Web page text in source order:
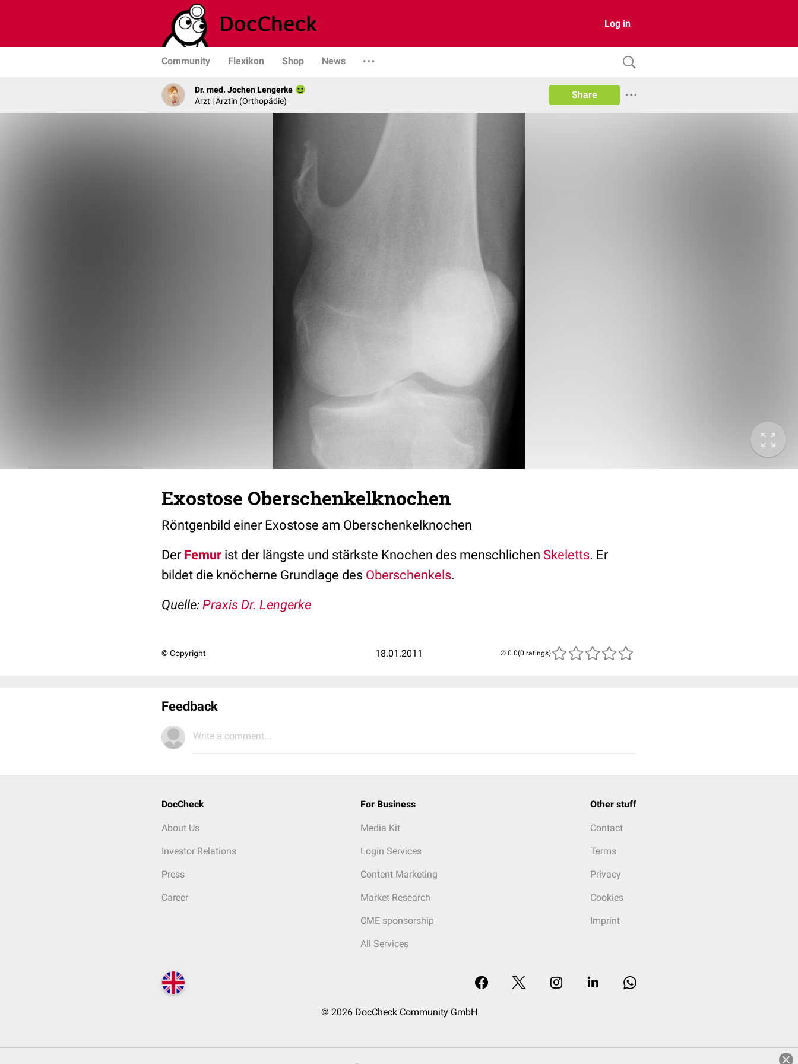
Log in
Community Flexikon Shop News
Dr. med. Jochen Lengerke
Arzt | Ärztin (Orthopädie)
Share
Exostose Oberschenkelknochen
Röntgenbild einer Exostose am Oberschenkelknochen
Der Femur ist der längste und stärkste Knochen des menschlichen Skeletts. Er
bildet die knöcherne Grundlage des Oberschenkels.
Quelle: Praxis Dr. Lengerke
© Copyright 18.01.2011 (0 ratings)
Feedback
Write a comment...
DocCheck
About Us
Investor Relations
Press
Career
For Business
Media Kit
Login Services
Content Marketing
Market Research
CME sponsorship
All Services
Other stuff
Contact
Terms
Privacy
Cookies
Imprint
© 2026 DocCheck Community GmbH